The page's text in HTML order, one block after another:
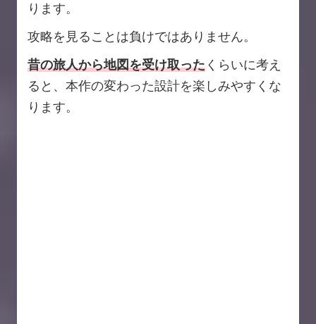
ります。
攻略を見ることは負けではありません。
昔の旅人から地図を受け取ったくらいに考え
ると、本作の変わった設計を楽しみやすくな
ります。